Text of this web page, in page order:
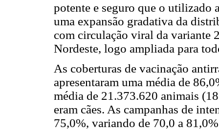
potente e seguro que o utilizado
uma expansão gradativa da
com circulação viral da variante
Nordeste, logo ampliada para
As coberturas de vacinação
apresentaram uma média de
média de 21.373.620 animais
eram cães. As campanhas de
75,0%, variando de 70,0 a